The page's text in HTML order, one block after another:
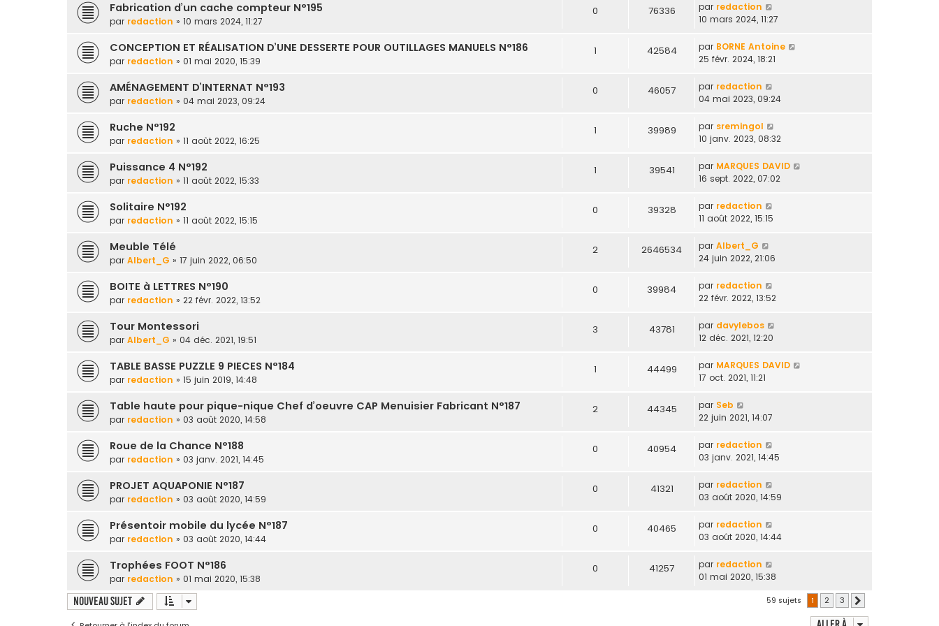
Fabrication d’un cache compteur N°195
par redaction » 10 mars 2024, 11:27
0 76336 par redaction
10 mars 2024, 11:27
CONCEPTION ET RÉALISATION D’UNE DESSERTE POUR OUTILLAGES MANUELS N°186
par redaction » 01 mai 2020, 15:39
1 42584 par BORNE Antoine
25 févr. 2024, 18:21
AMÉNAGEMENT D’INTERNAT N°193
par redaction » 04 mai 2023, 09:24
0 46057 par redaction
04 mai 2023, 09:24
Ruche N°192
par redaction » 11 août 2022, 16:25
1 39989 par sremingol
10 janv. 2023, 08:32
Puissance 4 N°192
par redaction » 11 août 2022, 15:33
1 39541 par MARQUES DAVID
16 sept. 2022, 07:02
Solitaire N°192
par redaction » 11 août 2022, 15:15
0 39328 par redaction
11 août 2022, 15:15
Meuble Télé
par Albert_G » 17 juin 2022, 06:50
2 2646534 par Albert_G
24 juin 2022, 21:06
BOITE à LETTRES N°190
par redaction » 22 févr. 2022, 13:52
0 39984 par redaction
22 févr. 2022, 13:52
Tour Montessori
par Albert_G » 04 déc. 2021, 19:51
3 43781 par davylebos
12 déc. 2021, 12:20
TABLE BASSE PUZZLE 9 PIECES N°184
par redaction » 15 juin 2019, 14:48
1 44499 par MARQUES DAVID
17 oct. 2021, 11:21
Table haute pour pique-nique Chef d’oeuvre CAP Menuisier Fabricant N°187
par redaction » 03 août 2020, 14:58
2 44345 par Seb
22 juin 2021, 14:07
Roue de la Chance N°188
par redaction » 03 janv. 2021, 14:45
0 40954 par redaction
03 janv. 2021, 14:45
PROJET AQUAPONIE N°187
par redaction » 03 août 2020, 14:59
0 41321 par redaction
03 août 2020, 14:59
Présentoir mobile du lycée N°187
par redaction » 03 août 2020, 14:44
0 40465 par redaction
03 août 2020, 14:44
Trophées FOOT N°186
par redaction » 01 mai 2020, 15:38
0 41257 par redaction
01 mai 2020, 15:38
Nouveau sujet 59 sujets 1 2 3